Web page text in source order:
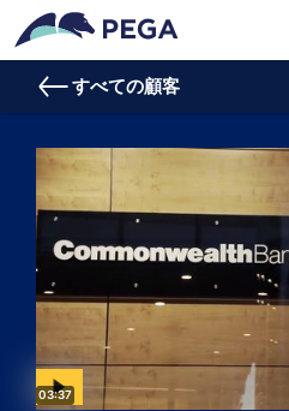
メインコンテンツに飛ぶ
すべての顧客
Video duration:
03:37